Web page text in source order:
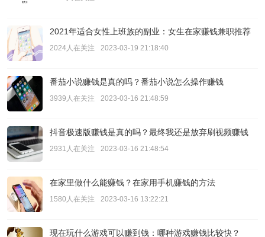
2021年适合女性上班族的副业：女生在家赚钱兼职推荐
2024人在关注 2023-03-19 21:18:40
番茄小说赚钱是真的吗？番茄小说怎么操作赚钱
3939人在关注 2023-03-16 21:48:59
抖音极速版赚钱是真的吗？最终我还是放弃刷视频赚钱
2931人在关注 2023-03-16 21:48:54
在家里做什么能赚钱？在家用手机赚钱的方法
1580人在关注 2023-03-16 13:22:21
现在玩什么游戏可以赚到钱：哪种游戏赚钱比较快？